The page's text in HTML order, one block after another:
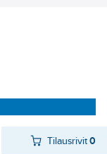
Tilausrivit 0